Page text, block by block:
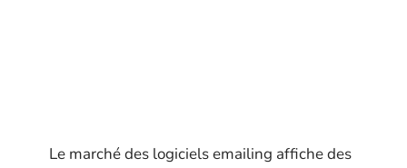
Le marché des logiciels emailing affiche des